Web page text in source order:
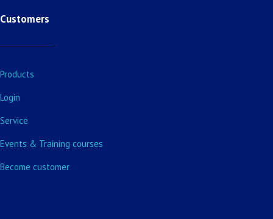
Customers
Products
Login
Service
Events & Training courses
Become customer